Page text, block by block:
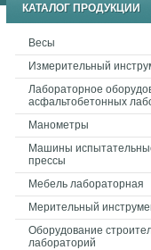
КАТАЛОГ ПРОДУКЦИИ
Весы
Измерительный
Лабораторное
асфальтобетонных
Манометры
Машины
прессы
Мебель лабораторная
Мерительный
Оборудование
лабораторий